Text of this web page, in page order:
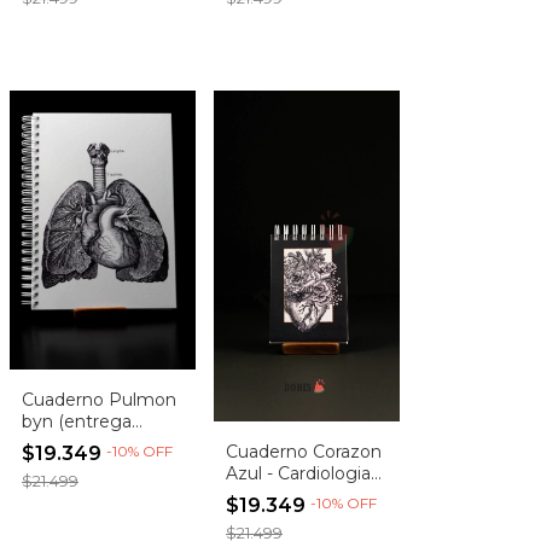
Cuaderno Pulmon
byn (entrega
inmediata!)3
$19.349 -10% OFF
$21.499
Cuaderno Corazon
Azul - Cardiologia
(entrega
inmediata!)
$19.349 -10% OFF
$21.499